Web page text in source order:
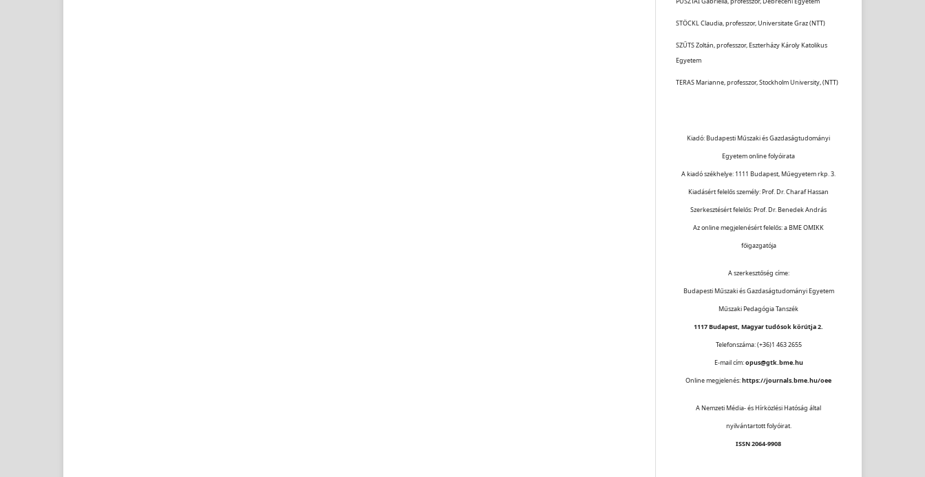
STÖCKL Claudia, professzor, Universitate Graz (NTT)
SZŰTS Zoltán, professzor, Eszterházy Károly Katolikus
Egyetem
TERAS Marianne, professzor, Stockholm University, (NTT)
Kiadó: Budapesti Műszaki és Gazdaságtudományi
Egyetem online folyóirata
A kiadó székhelye: 1111 Budapest, Műegyetem rkp. 3.
Kiadásért felelős személy: Prof. Dr. Charaf Hassan
Szerkesztésért felelős: Prof. Dr. Benedek András
Az online megjelenésért felelős: a BME OMIKK
főigazgatója
A szerkesztőség címe:
Budapesti Műszaki és Gazdaságtudományi Egyetem
Műszaki Pedagógia Tanszék
1117 Budapest, Magyar tudósok körútja 2.
Telefonszáma: (+36)1 463 2655
E-mail cím:opus@gtk.bme.hu
Online megjelenés:https://journals.bme.hu/oee
A Nemzeti Média- és Hírközlési Hatóság által
nyilvántartott folyóirat.
ISSN 2064-9908